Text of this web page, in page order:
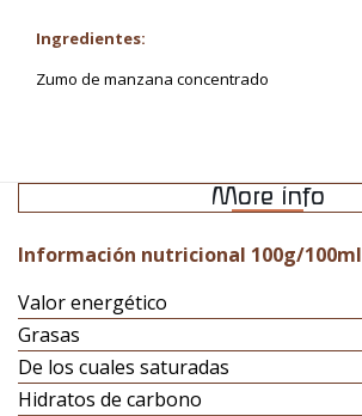
Ingredientes:
Zumo de manzana concentrado
More info
Información nutricional 100g/100ml
Valor energético
Grasas
De los cuales saturadas
Hidratos de carbono